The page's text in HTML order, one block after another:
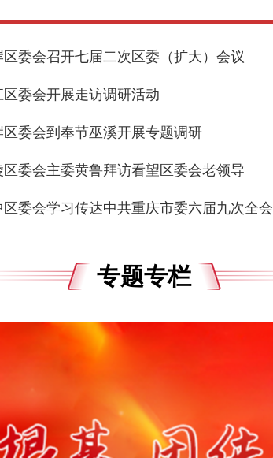
区委会召开七届二次区委（扩大）会议
区委会开展走访调研活动
区委会到奉节巫溪开展专题调研
区委会主委黄鲁拜访看望区委会老领导
委会学习传达中共重庆市委六届九次全会精神
专题专栏